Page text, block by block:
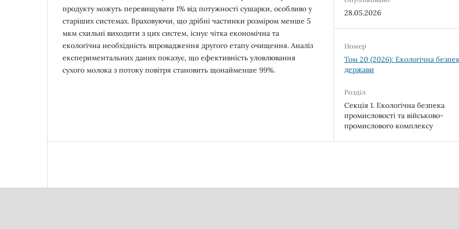
продукту можуть перевищувати 1% від потужності сушарки, особливо у
старіших системах. Враховуючи, що дрібні частинки розміром менше 5
мкм схильні виходити з цих систем, існує чітка економічна та
екологічна необхідність впровадження другого етапу очищення. Аналіз
експериментальних даних показує, що ефективність уловлювання
сухого молока з потоку повітря становить щонайменше 99%.
28.05.2026
Номер
Том 20 (2026): Екологічна
держави
Розділ
Секція 1. Екологічна безпека
промисловості та військово-
промислового комплексу